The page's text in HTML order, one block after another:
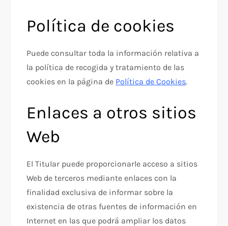
Política de cookies
Puede consultar toda la información relativa a
la política de recogida y tratamiento de las
cookies en la página de Política de Cookies.
Enlaces a otros sitios
Web
El Titular puede proporcionarle acceso a sitios
Web de terceros mediante enlaces con la
finalidad exclusiva de informar sobre la
existencia de otras fuentes de información en
Internet en las que podrá ampliar los datos